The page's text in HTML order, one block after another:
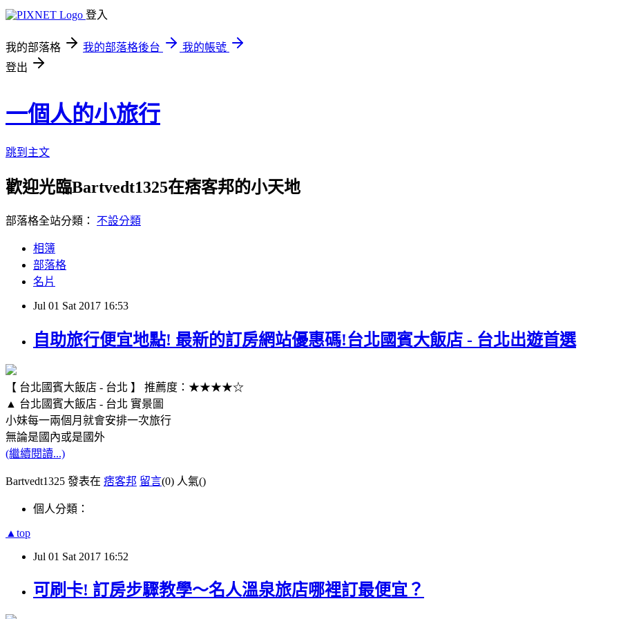
登入
我的部落格 我的部落格後台
我的帳號
登出
一個人的小旅行
跳到主文
歡迎光臨Bartvedt1325在痞客邦的小天地
部落格全站分類： 不設分類
相簿
部落格
名片
Jul 01 Sat 2017 16:53
自助旅行便宜地點! 最新的訂房網站優惠碼!台北國賓大飯店 - 台北出遊首選
【 台北國賓大飯店 - 台北 】 推薦度：★★★★☆
▲ 台北國賓大飯店 - 台北 實景圖
小妹每一兩個月就會安排一次旅行
無論是國內或是國外
(繼續閱讀...)
Bartvedt1325 發表在 痞客邦 留言(0) 人氣()
個人分類：
▲top
Jul 01 Sat 2017 16:52
可刷卡! 訂房步驟教學～名人溫泉旅店哪裡訂最便宜？